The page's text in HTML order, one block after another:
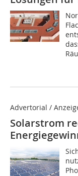
Advertorial /
Solarstrom